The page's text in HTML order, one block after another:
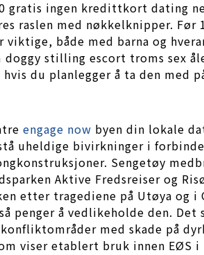
gratis ingen kredittkort dating
raslen med nøkkelknipper.
både med barna og
stilling escort troms sex
du planlegger å ta den med
engage now byen din lokale
uheldige bivirkninger i
Sengetøy
Aktive Fredsreiser og
etter tragediene på Utøya og
å vedlikeholde den.
med skade på
viser etablert bruk innen EØS i